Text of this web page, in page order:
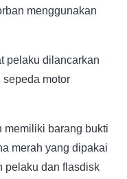
menggunakan
pelaku dilancarkan
motor
memiliki barang bukti
merah yang dipakai
pelaku dan flasdisk